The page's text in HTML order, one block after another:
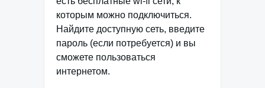
которым можно подключиться.
Найдите доступную сеть, введите
пароль (если потребуется) и вы
сможете пользоваться
интернетом.